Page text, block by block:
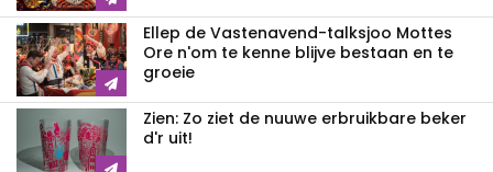
Ellep de Vastenavend-talksjoo Mottes
Ore n'om te kenne blijve bestaan en te
groeie
Zien: Zo ziet de nuuwe erbruikbare beker
d'r uit!